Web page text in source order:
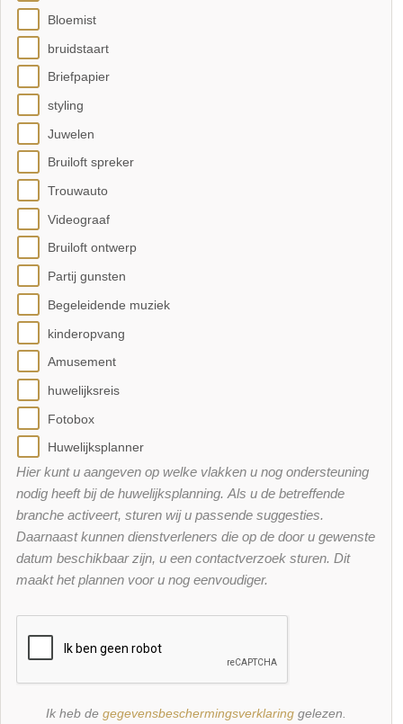
Bloemist
bruidstaart
Briefpapier
styling
Juwelen
Bruiloft spreker
Trouwauto
Videograaf
Bruiloft ontwerp
Partij gunsten
Begeleidende muziek
kinderopvang
Amusement
huwelijksreis
Fotobox
Huwelijksplanner
Hier kunt u aangeven op welke vlakken u nog ondersteuning
nodig heeft bij de huwelijksplanning. Als u de betreffende
branche activeert, sturen wij u passende suggesties.
Daarnaast kunnen dienstverleners die op de door u gewenste
datum beschikbaar zijn, u een contactverzoek sturen. Dit
maakt het plannen voor u nog eenvoudiger.
Ik heb de gegevensbeschermingsverklaring gelezen.